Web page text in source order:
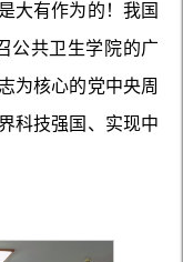
大有作为的！我国
公共卫生学院的广
为核心的党中央周
科技强国、实现中